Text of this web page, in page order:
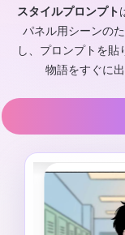
スタイルプロンプト
パネル用シーンの
し、プロンプトを
物語をすぐに